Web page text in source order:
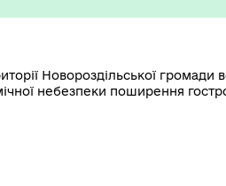
Контакти та
Новороздільської громади
небезпеки поширення